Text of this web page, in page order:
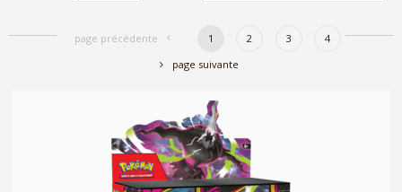
page précédente 1 2 3
4
page suivante